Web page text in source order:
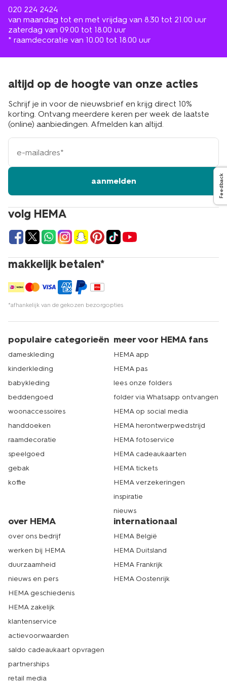
020 224 2424
van maandag tot en met vrijdag van 8.30 tot 21.00 uur
zaterdag van 09.00 tot 18.00 uur
* raamdecoratie van 10.00 tot 18.00 uur
volg HEMA
makkelijk betalen*
*afhankelijk van de gekozen bezorgopties
altijd op de hoogte van onze acties
Schrijf je in voor de nieuwsbrief en krijg direct 10%
korting. Ontvang meerdere keren per week de laatste
(online) aanbiedingen. Afmelden kan altijd.
e-
mailadres
aanmelden
populaire categorieën
dameskleding
kinderkleding
babykleding
beddengoed
woonaccessoires
handdoeken
raamdecoratie
speelgoed
gebak
koffie
meer voor HEMA fans
HEMA app
HEMA pas
lees onze folders
folder via Whatsapp ontvangen
HEMA op social media
HEMA herontwerpwedstrijd
HEMA fotoservice
HEMA cadeaukaarten
HEMA tickets
HEMA verzekeringen
inspiratie
nieuws
over HEMA
over ons bedrijf
werken bij HEMA
duurzaamheid
nieuws en pers
HEMA geschiedenis
HEMA zakelijk
klantenservice
actievoorwaarden
saldo cadeaukaart opvragen
partnerships
retail media
internationaal
HEMA België
HEMA Duitsland
HEMA Frankrijk
HEMA Oostenrijk
Feedback